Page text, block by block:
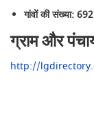
गांवों की संख्या: 692
ग्राम और
http://